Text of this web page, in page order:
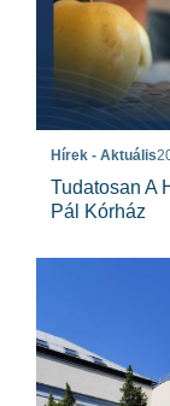
Hírek - Aktuális
Tudatosan A
Pál Kórház